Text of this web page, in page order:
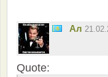
Ал
Quote: